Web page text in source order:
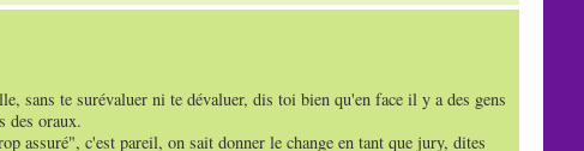
sans te surévaluer ni te dévaluer, dis toi bien qu'en face il y a des gens
des oraux.
assuré", c'est pareil, on sait donner le change en tant que jury, dites